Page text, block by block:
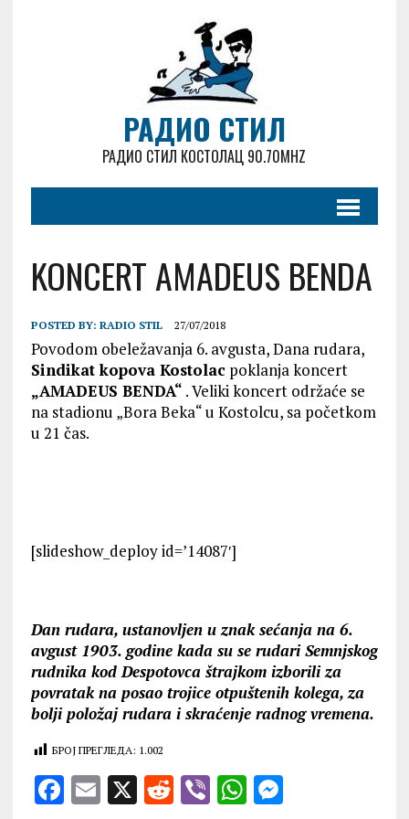
РАДИО СТИЛ
РАДИО СТИЛ КОСТОЛАЦ 90.70MHZ
KONCERT AMADEUS BENDA
POSTED BY: RADIO STIL 27/07/2018
Povodom obeležavanja 6. avgusta, Dana rudara,
Sindikat kopova Kostolacpoklanja koncert
„AMADEUS BENDA“ . Veliki koncert održaće se
na stadionu „Bora Beka“ u Kostolcu, sa početkom
u 21 čas.
[slideshow_deploy id=’14087′]
Dan rudara, ustanovljen u znak sećanja na 6.
avgust 1903. godine kada su se rudari Semnjskog
rudnika kod Despotovca štrajkom izborili za
povratak na posao trojice otpuštenih kolega, za
bolji položaj rudara i skraćenje radnog vremena.
БРОЈ ПРЕГЛЕДА: 1.002
F E X R V WM